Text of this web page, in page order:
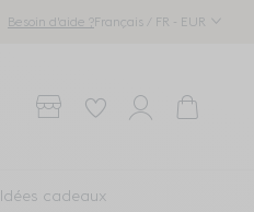
Besoin d'aide ?Français / FR - EUR
Points de vente
WishlistComptePanier
Idées cadeaux